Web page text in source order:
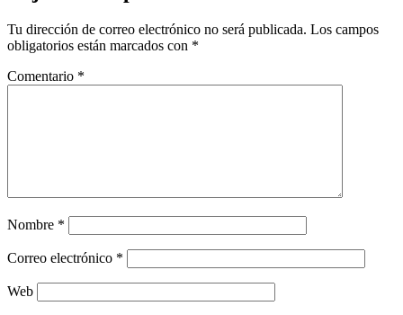
Tu dirección de correo electrónico no será publicada. Los campos
obligatorios están marcados con *
Comentario *
Nombre *
Correo electrónico *
Web